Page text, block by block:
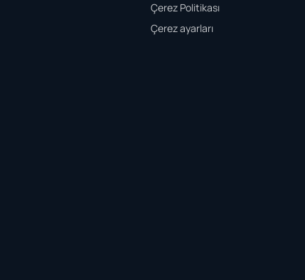
Çerez Politikası
Çerez ayarları